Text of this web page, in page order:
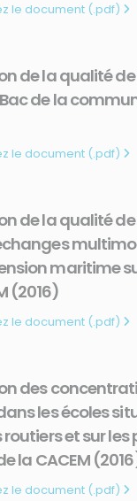
le document (.pdf)
de la qualité de
de la
le document (.pdf)
de la qualité de
maritime
(2016)
le document (.pdf)
des
les écoles
routiers et sur
la CACEM
le document (.pdf)